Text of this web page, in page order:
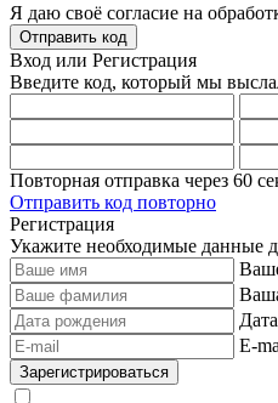
Я даю своё согласие на
Отправить код
Вход или Регистрация
Введите код, который мы
Повторная отправка через 60
Отправить код повторно
Регистрация
Укажите необходимые данные
E-
Зарегистрироваться